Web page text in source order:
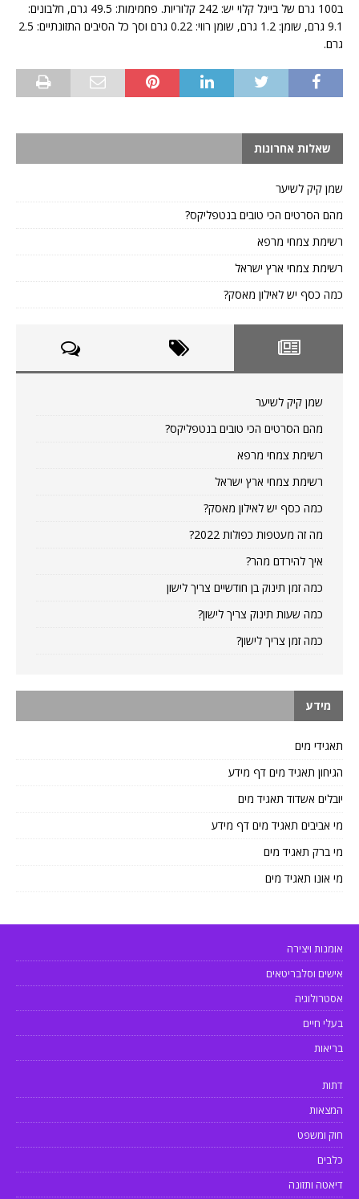
ב100 גרם של בייגל קלוי יש: 242 קלוריות. פחמימות: 49.5 גרם, חלבונים:
9.1 גרם, שומן: 1.2 גרם, שומן רווי: 0.22 גרם וסך כל הסיבים התזונתיים: 2.5
גרם.
שאלות אחרונות
שמן קיק לשיער
מהם הסרטים הכי טובים בנטפליקס?
רשימת צמחי מרפא
רשימת צמחי ארץ ישראל
כמה כסף יש לאילון מאסק?
שמן קיק לשיער
מהם הסרטים הכי טובים בנטפליקס?
רשימת צמחי מרפא
רשימת צמחי ארץ ישראל
כמה כסף יש לאילון מאסק?
מה זה מעטפות כפולות 2022?
איך להירדם מהר?
כמה זמן תינוק בן חודשיים צריך לישון
כמה שעות תינוק צריך לישון?
כמה זמן צריך לישון?
מידע
תאגידי מים
הגיחון תאגיד מים דף מידע
יובלים אשדוד תאגיד מים
מי אביבים תאגיד מים דף מידע
מי ברק תאגיד מים
מי אונו תאגיד מים
אומנות ויצירה
אישים וסלבריטאים
אסטרולוגיה
בעלי חיים
בריאות
דתות
המצאות
חוק ומשפט
כלבים
דיאטה ותזונה